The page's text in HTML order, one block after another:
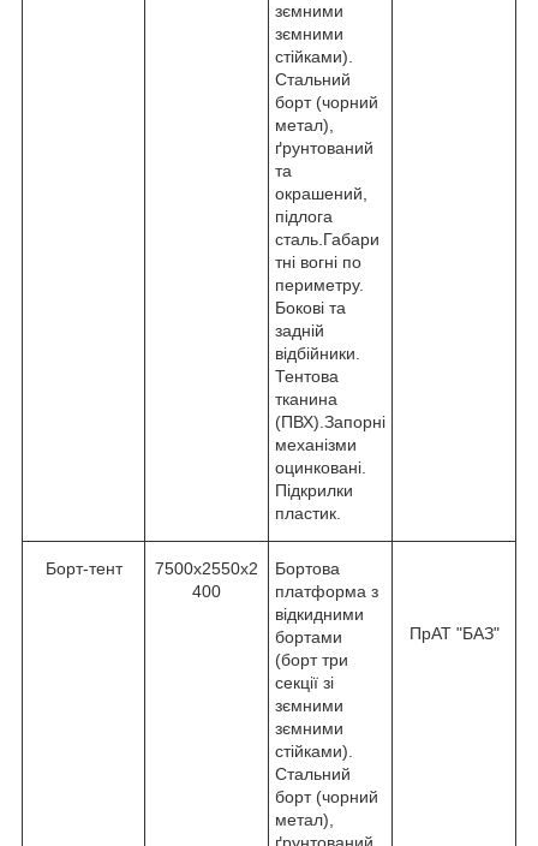
зємними
зємними
стійками).
Стальний
борт (чорний
метал),
ґрунтований
та
окрашений,
підлога
сталь.Габари
тні вогні по
периметру.
Бокові та
задній
відбійники.
Тентова
тканина
(ПВХ).Запорні
механізми
оцинковані.
Підкрилки
пластик.
Борт-тент
7500х2550х2
400
Бортова
платформа з
відкидними
бортами
(борт три
секції зі
зємними
зємними
стійками).
Стальний
борт (чорний
метал),
ПрАТ "БАЗ"